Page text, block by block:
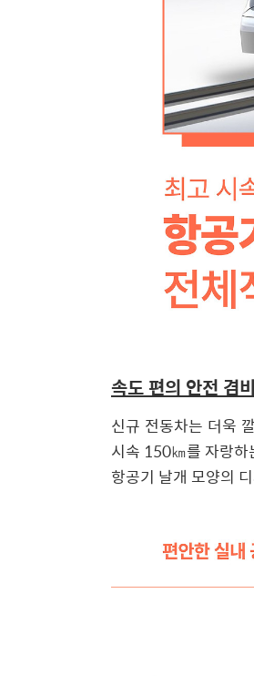
속도 편의 안전 겸
신규 전동차는 더욱
시속 150㎞를 자랑하
항공기 날개 모양의